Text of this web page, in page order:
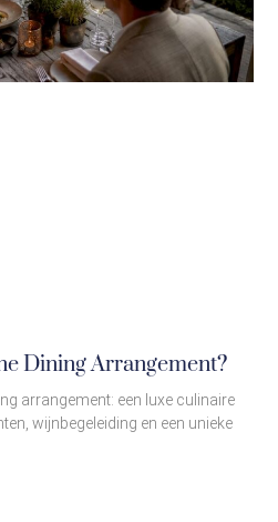
Dining Arrangement?
arrangement: een luxe culinaire
wijnbegeleiding en een unieke